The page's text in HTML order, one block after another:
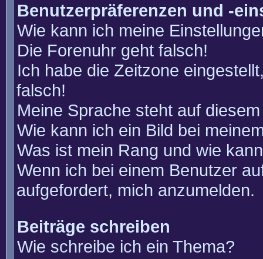
Benutzerpräferenzen und -
Wie kann ich meine
Die Forenuhr geht falsch!
Ich habe die Zeitzone
falsch!
Meine Sprache steht auf
Wie kann ich ein Bild bei
Was ist mein Rang und wie
Wenn ich bei einem Benutzer
aufgefordert, mich anzumelden.
Beiträge schreiben
Wie schreibe ich ein Thema?